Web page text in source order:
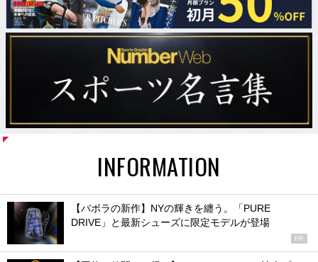
INFORMATION
【バボラの新作】NYの輝きを纏う。「PURE
DRIVE」と最新シューズに限定モデルが登場
PR